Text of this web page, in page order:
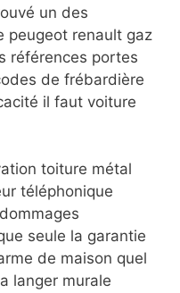
un des
peugeot renault gaz
références portes
de frébardière
il faut voiture
toiture métal
téléphonique
seule la garantie
de maison quel
langer murale